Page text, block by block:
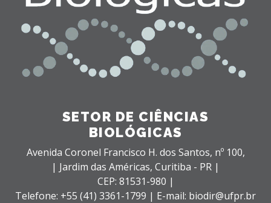
SETOR DE CIÊNCIAS
BIOLÓGICAS
Avenida Coronel Francisco H. dos Santos, nº 100,
| Jardim das Américas, Curitiba - PR |
CEP: 81531-980 |
Telefone: +55 (41) 3361-1799 | E-mail: biodir@ufpr.br